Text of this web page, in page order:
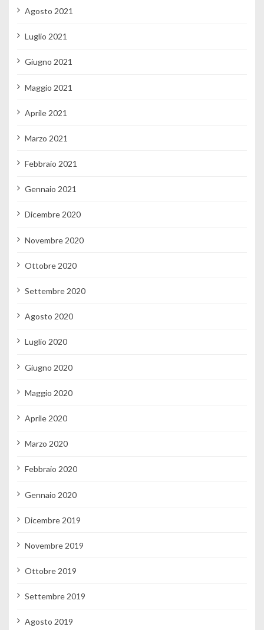
Agosto 2021
Luglio 2021
Giugno 2021
Maggio 2021
Aprile 2021
Marzo 2021
Febbraio 2021
Gennaio 2021
Dicembre 2020
Novembre 2020
Ottobre 2020
Settembre 2020
Agosto 2020
Luglio 2020
Giugno 2020
Maggio 2020
Aprile 2020
Marzo 2020
Febbraio 2020
Gennaio 2020
Dicembre 2019
Novembre 2019
Ottobre 2019
Settembre 2019
Agosto 2019